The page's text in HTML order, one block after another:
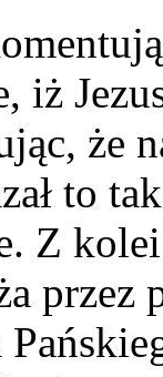
iż
że
to
Z